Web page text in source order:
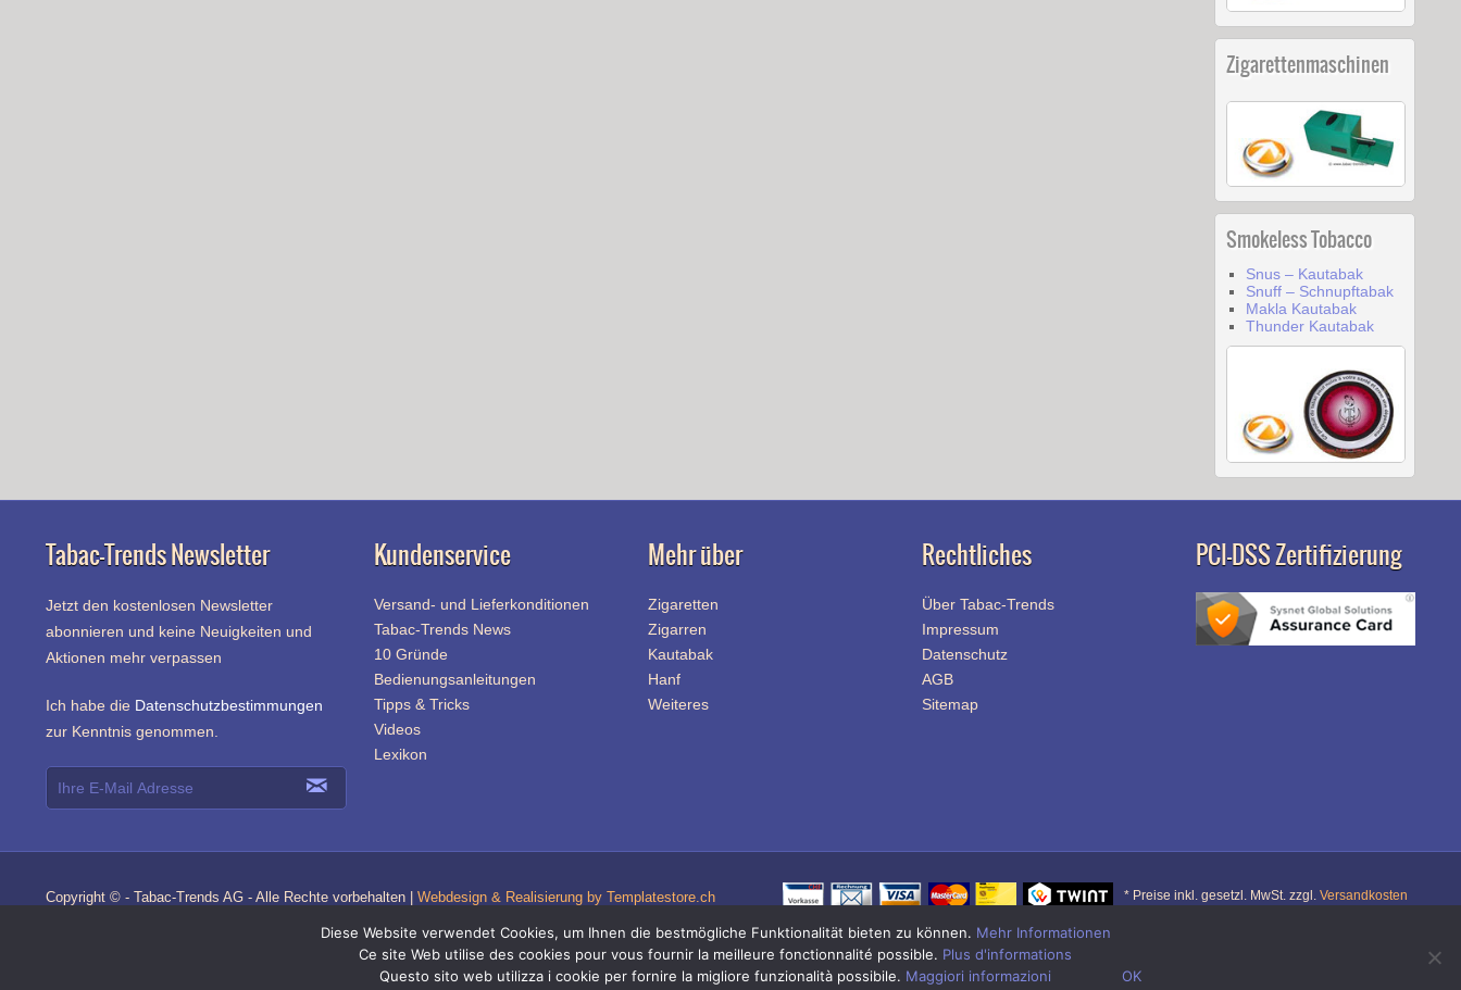
Zigarettenmaschinen
Smokeless Tobacco
Snus – Kautabak
Snuff – Schnupftabak
Makla Kautabak
Thunder Kautabak
Tabac-Trends Newsletter
Jetzt den kostenlosen Newsletter
abonnieren und keine Neuigkeiten und
Aktionen mehr verpassen
Ich habe die Datenschutzbestimmungen
zur Kenntnis genommen.
Kundenservice
Versand- und Lieferkonditionen
Tabac-Trends News
10 Gründe
Bedienungsanleitungen
Tipps & Tricks
Videos
Lexikon
Mehr über
Zigaretten
Zigarren
Kautabak
Hanf
Weiteres
Rechtliches
Über Tabac-Trends
Impressum
Datenschutz
AGB
Sitemap
PCI-DSS Zertifizierung
Copyright © - Tabac-Trends AG - Alle Rechte vorbehalten | Webdesign & Realisierung by Templatestore.ch * Preise inkl. gesetzl. MwSt. zzgl. Versandkosten
Quick-Link Navigation
Zigaretten Shop|Zigi Shop|Tabak Shop
Online-Shop für Zigaretten Tabak / Zigi Tabak und Zigaretten Zubehör / Zigi Zubehör
Diese Website verwendet Cookies, um Ihnen die bestmögliche Funktionalität bieten zu können. Mehr Informationen
Ce site Web utilise des cookies pour vous fournir la meilleure fonctionnalité possible. Plus d'informations
Questo sito web utilizza i cookie per fornire la migliore funzionalità possibile. Maggiori informazioni OK